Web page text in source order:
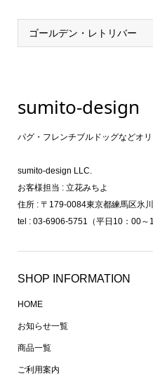
sumito-design
パグ・フレンチブルドッグなどオ
sumito-design LLC.
お客様担当 : 立花みちよ
住所 : 〒179-0084東京都練馬区氷
tel : 03-6906-5751（平日10：00
SHOP INFORMATION
HOME
お知らせ一覧
商品一覧
ご利用案内